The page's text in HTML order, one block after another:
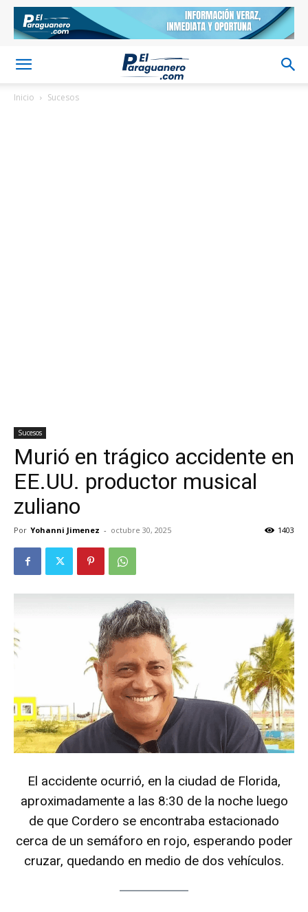
Inicio Sucesos
Sucesos
Murió en trágico accidente en
EE.UU. productor musical
zuliano
Por Yohanni Jimenez - octubre 30, 2025 1403
El accidente ocurrió, en la ciudad de Florida,
aproximadamente a las 8:30 de la noche luego
de que Cordero se encontraba estacionado
cerca de un semáforo en rojo, esperando poder
cruzar, quedando en medio de dos vehículos.